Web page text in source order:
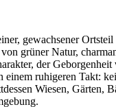
gewachsener Ortsteil
grüner Natur,
der
einem ruhigeren Takt:
Wiesen, Gärten,